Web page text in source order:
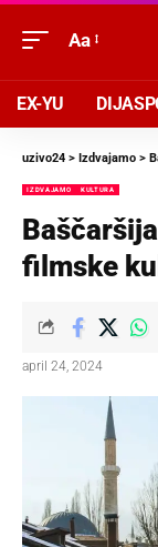
Aa
EX-YU
uzivo24 > Izdvajamo >
IZDVAJAMO KULTURA
filmske
april 24, 2024